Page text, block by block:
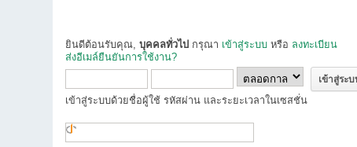
ยินดีต้อนรับคุณ,บุคคลทั่วไป กรุณา เข้าสู่ระบบ หรือ ลงทะเบียน
ส่งอีเมล์ยืนยันการใช้งาน?
เข้าสู่ระบบด้วยชื่อผู้ใช้ รหัสผ่าน และระยะเวลาในเซสชั่น